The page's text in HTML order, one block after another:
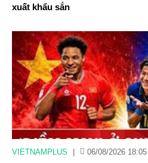
xuất khẩu sắn
VIETNAMPLUS 06/08/2026 18:05